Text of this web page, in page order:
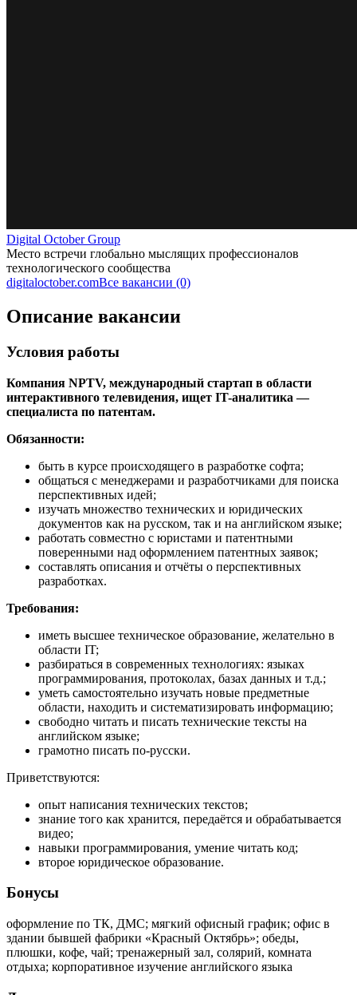
Digital October Group
Место встречи глобально мыслящих профессионалов
технологического сообщества
digitaloctober.comВсе вакансии (0)
Описание вакансии
Условия работы
Компания NPTV, международный стартап в области
интерактивного телевидения, ищет IT-аналитика —
специалиста по патентам.
Обязанности:
быть в курсе происходящего в разработке софта;
общаться с менеджерами и разработчиками для поиска
перспективных идей;
изучать множество технических и юридических
документов как на русском, так и на английском языке;
работать совместно с юристами и патентными
поверенными над оформлением патентных заявок;
составлять описания и отчёты о перспективных
разработках.
Требования:
иметь высшее техническое образование, желательно в
области IT;
разбираться в современных технологиях: языках
программирования, протоколах, базах данных и т.д.;
уметь самостоятельно изучать новые предметные
области, находить и систематизировать информацию;
свободно читать и писать технические тексты на
английском языке;
грамотно писать по-русски.
Приветствуются:
опыт написания технических текстов;
знание того как хранится, передаётся и обрабатывается
видео;
навыки программирования, умение читать код;
второе юридическое образование.
Бонусы
оформление по ТК, ДМС; мягкий офисный график; офис в
здании бывшей фабрики «Красный Октябрь»; обеды,
плюшки, кофе, чай; тренажерный зал, солярий, комната
отдыха; корпоративное изучение английского языка